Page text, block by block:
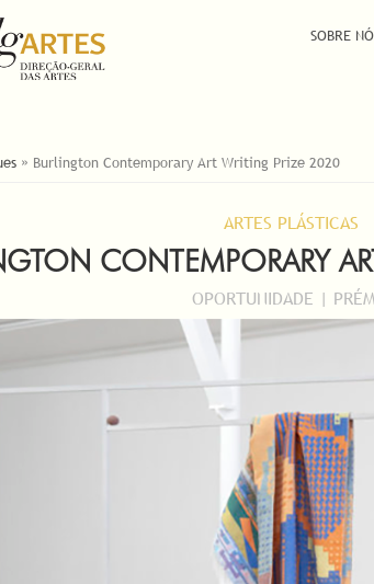
SOBRE
» Burlington Contemporary Art Writing Prize 2020
ARTES PLÁSTICAS
CONTEMPORARY
OPORTUNIDADE |